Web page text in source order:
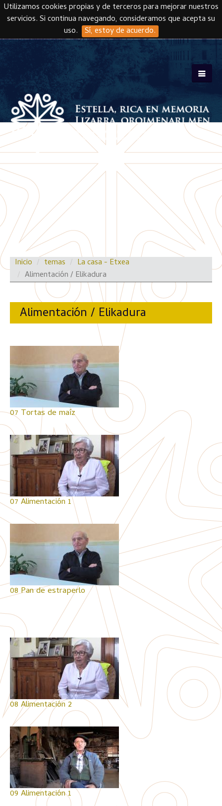
Utilizamos cookies propias y de terceros para mejorar nuestros
servicios. Si continua navegando, consideramos que acepta su
uso. Sí, estoy de acuerdo.
Skip to main content
Inicio temas
La casa - Etxea
Alimentación / Elikadura
Alimentación / Elikadura
07 Tortas de maíz
07 Alimentación 1
08 Pan de estraperlo
08 Alimentación 2
09 Alimentación 1